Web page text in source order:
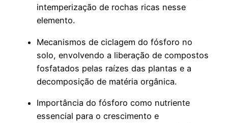
intemperização de rochas ricas nesse
elemento.
Mecanismos de ciclagem do fósforo no
solo, envolvendo a liberação de compostos
fosfatados pelas raízes das plantas e a
decomposição de matéria orgânica.
Importância do fósforo como nutriente
essencial para o crescimento e